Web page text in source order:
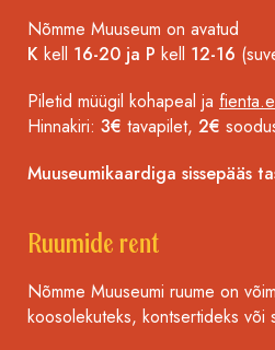
Nõmme Muuseum on avatud
K kell 16-20 ja P kell 12-16
Piletid müügil kohapeal ja
Hinnakiri: 3€ tavapilet, 2€
Muuseumikaardiga sissepääs
Ruumide rent
Nõmme Muuseumi ruume on
koosolekuteks, kontsertideks või